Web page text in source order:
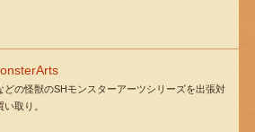
どの怪獣のSHモンスターアーツシリーズを出張対
い取り。